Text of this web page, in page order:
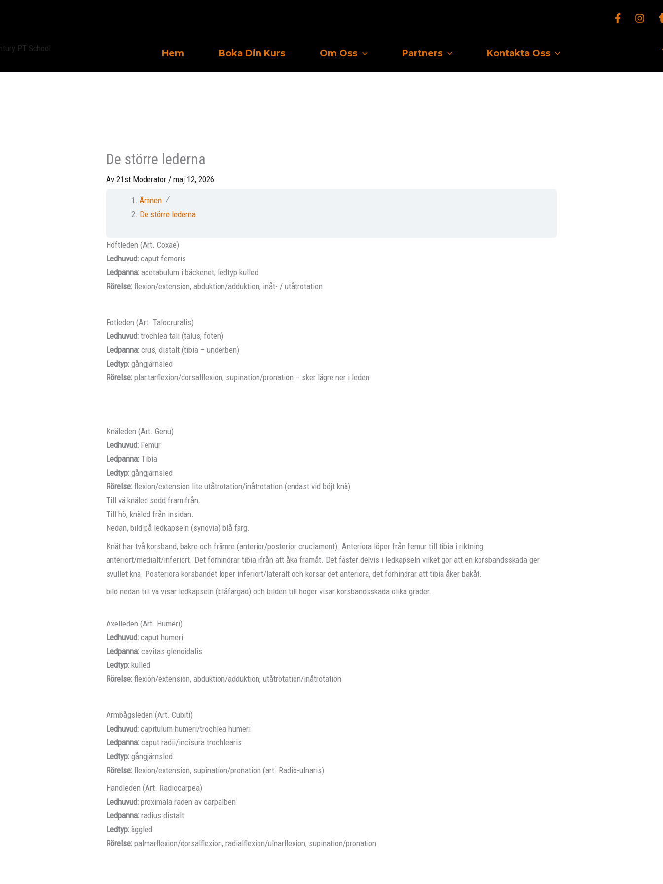
Hem Boka Din Kurs Om Oss Partners Kontakta Oss
De större lederna
Av21st Moderator /maj 12, 2026
Ämnen
De större lederna
Höftleden (Art. Coxae)
Ledhuvud:caput femoris
Ledpanna:acetabulum i bäckenet, ledtyp kulled
Rörelse: flexion/extension, abduktion/adduktion, inåt- / utåtrotation
Fotleden (Art. Talocruralis)
Ledhuvud:trochlea tali (talus, foten)
Ledpanna:crus, distalt (tibia – underben)
Ledtyp:gångjärnsled
Rörelse: plantarflexion/dorsalflexion, supination/pronation – sker lägre ner i leden
Knäleden (Art. Genu)
Ledhuvud: Femur
Ledpanna:Tibia
Ledtyp: gångjärnsled
Rörelse: flexion/extension lite utåtrotation/inåtrotation (endast vid böjt knä)
Till vä knäled sedd framifrån.
Till hö, knäled från insidan.
Nedan, bild på ledkapseln (synovia) blå färg.
Knät har två korsband, bakre och främre (anterior/posterior cruciament). Anteriora löper från femur till tibia i riktning
anteriort/medialt/inferiort. Det förhindrar tibia ifrån att åka framåt. Det fäster delvis i ledkapseln vilket gör att en korsbandsskada ger
svullet knä. Posteriora korsbandet löper inferiort/lateralt och korsar det anteriora, det förhindrar att tibia åker bakåt.
bild nedan till vä visar ledkapseln (blåfärgad) och bilden till höger visar korsbandsskada olika grader.
Axelleden (Art. Humeri)
Ledhuvud: caput humeri
Ledpanna:cavitas glenoidalis
Ledtyp:kulled
Rörelse:flexion/extension, abduktion/adduktion, utåtrotation/inåtrotation
Armbågsleden (Art. Cubiti)
Ledhuvud:capitulum humeri/trochlea humeri
Ledpanna:caput radii/incisura trochlearis
Ledtyp: gångjärnsled
Rörelse:flexion/extension, supination/pronation (art. Radio-ulnaris)
Handleden (Art. Radiocarpea)
Ledhuvud:proximala raden av carpalben
Ledpanna: radius distalt
Ledtyp:äggled
Rörelse:palmarflexion/dorsalflexion, radialflexion/ulnarflexion, supination/pronation